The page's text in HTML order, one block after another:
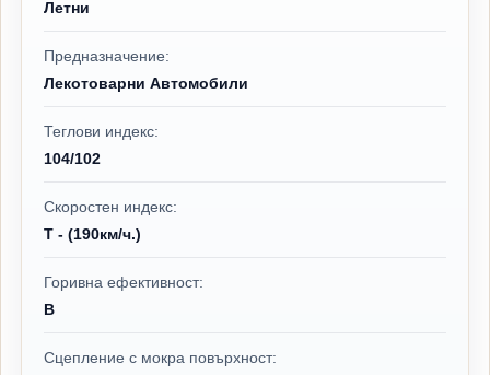
Летни
Предназначение:
Лекотоварни Автомобили
Теглови индекс:
104/102
Скоростен индекс:
T - (190км/ч.)
Горивна ефективност:
B
Сцепление с мокра повърхност: